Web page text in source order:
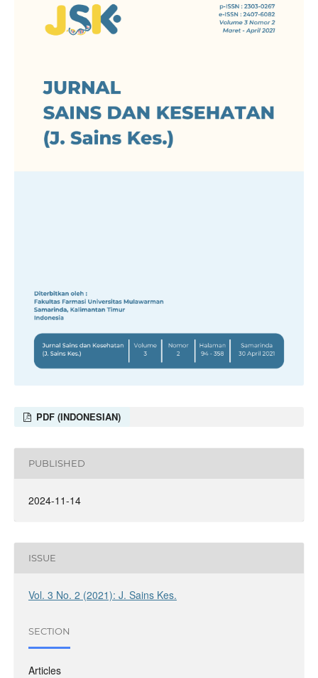
PDF (INDONESIAN)
PUBLISHED
2024-11-14
ISSUE
Vol. 3 No. 2 (2021): J. Sains Kes.
SECTION
Articles